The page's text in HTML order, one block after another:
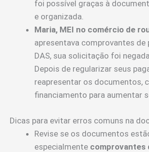
foi possível graças à
e organizada.
Maria, MEI no comércio de
apresentava comprovantes de
DAS, sua solicitação foi
Depois de regularizar seus
reapresentar os documentos,
financiamento para aumentar
Dicas para evitar erros comuns na
Revise se os documentos
especialmente comprovantes